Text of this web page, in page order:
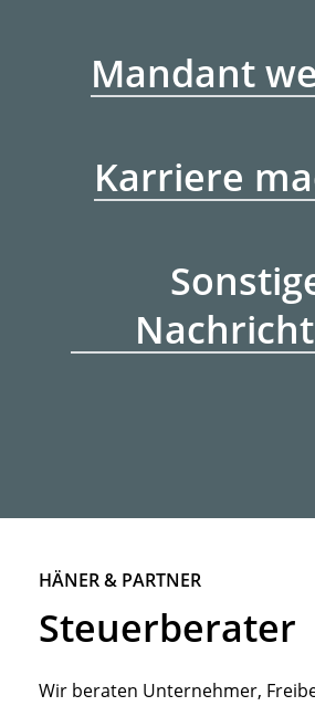
Mandant
Karriere
HÄNER & PARTNER
Steuerberater
Wir beraten Unternehmer,